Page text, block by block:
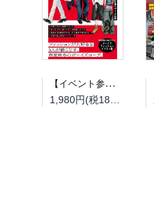
【イベント参加券】【抽選】『everywear』（翔泳社）刊行記念TSUMOI先生 サイン会（09月12日 書泉ブックタワー開催）
1,980円(税180円)